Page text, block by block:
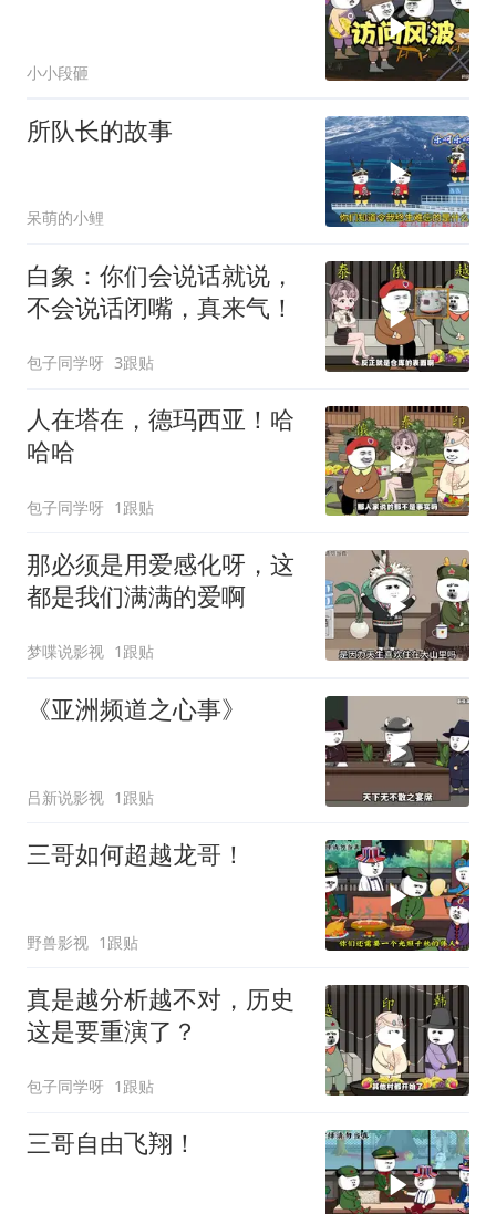
小小段砸
所队长的故事
呆萌的小鲤
白象：你们会说话就说，
不会说话闭嘴，真来气！
包子同学呀 3跟贴
人在塔在，德玛西亚！哈
哈哈
包子同学呀 1跟贴
那必须是用爱感化呀，这
都是我们满满的爱啊
梦喋说影视 1跟贴
《亚洲频道之心事》
吕新说影视 1跟贴
三哥如何超越龙哥！
野兽影视 1跟贴
真是越分析越不对，历史
这是要重演了？
包子同学呀 1跟贴
三哥自由飞翔！